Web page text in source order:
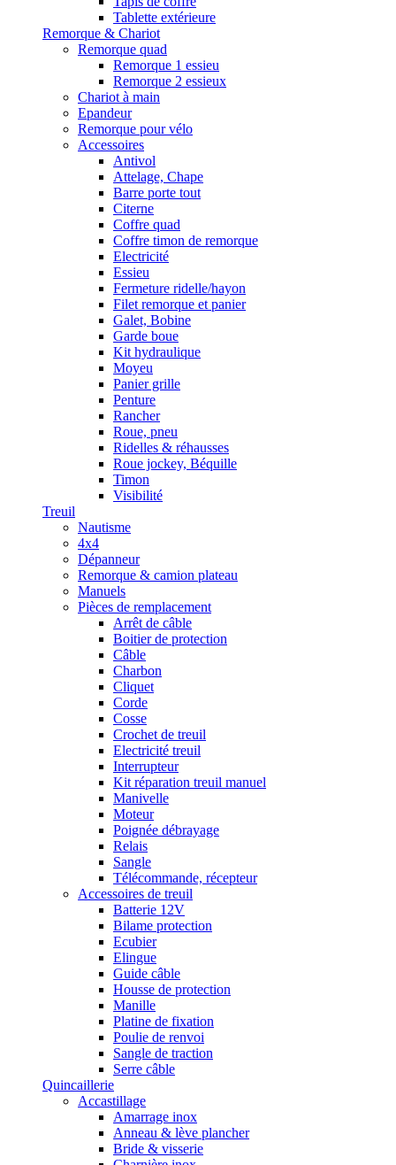
Tablette extérieure
Remorque & Chariot
Remorque quad
Remorque 1 essieu
Remorque 2 essieux
Chariot à main
Epandeur
Remorque pour vélo
Accessoires
Antivol
Attelage, Chape
Barre porte tout
Citerne
Coffre quad
Coffre timon de remorque
Electricité
Essieu
Fermeture ridelle/hayon
Filet remorque et panier
Galet, Bobine
Garde boue
Kit hydraulique
Moyeu
Panier grille
Penture
Rancher
Roue, pneu
Ridelles & réhausses
Roue jockey, Béquille
Timon
Visibilité
Treuil
Nautisme
4x4
Dépanneur
Remorque & camion plateau
Manuels
Pièces de remplacement
Arrêt de câble
Boitier de protection
Câble
Charbon
Cliquet
Corde
Cosse
Crochet de treuil
Electricité treuil
Interrupteur
Kit réparation treuil manuel
Manivelle
Moteur
Poignée débrayage
Relais
Sangle
Télécommande, récepteur
Accessoires de treuil
Batterie 12V
Bilame protection
Ecubier
Elingue
Guide câble
Housse de protection
Manille
Platine de fixation
Poulie de renvoi
Sangle de traction
Serre câble
Quincaillerie
Accastillage
Amarrage inox
Anneau & lève plancher
Bride & visserie